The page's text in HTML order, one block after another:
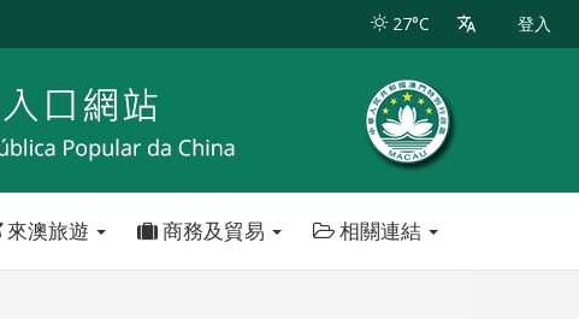
27°C 登入
來澳旅遊 商務及貿易 相關連結